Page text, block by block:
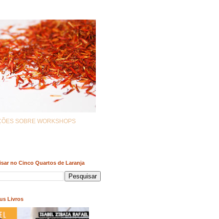
SOBRE WORKSHOPS
no Cinco Quartos de Laranja
Livros